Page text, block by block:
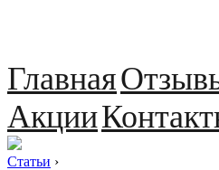
Главная
Акции
Статьи ›